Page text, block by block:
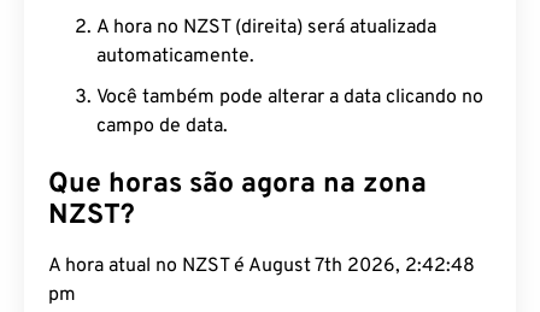
A hora no NZST (direita) será atualizada
automaticamente.
Você também pode alterar a data clicando no
campo de data.
Que horas são agora na zona
NZST?
A hora atual no NZST é August 7th 2026, 2:42:49
pm